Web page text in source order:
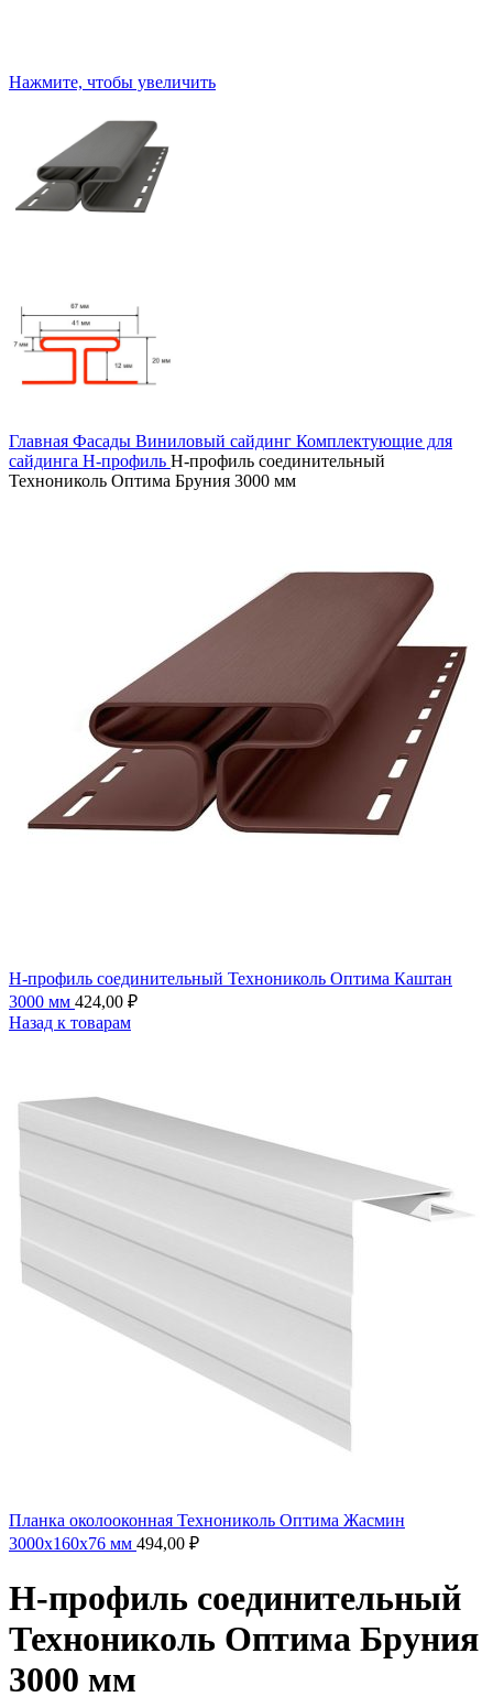
Нажмите, чтобы увеличить
Главная Фасады Виниловый сайдинг Комплектующие для
сайдинга H-профиль H-профиль соединительный
Технониколь Оптима Бруния 3000 мм
H-профиль соединительный Технониколь Оптима Каштан
3000 мм 424,00 ₽
Назад к товарам
Планка околооконная Технониколь Оптима Жасмин
3000х160х76 мм 494,00 ₽
H-профиль соединительный
Технониколь Оптима Бруния
3000 мм